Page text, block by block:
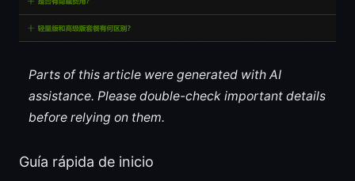
Parts of this article were generated with AI
assistance. Please double-check important details
before relying on them.
Guía rápida de inicio